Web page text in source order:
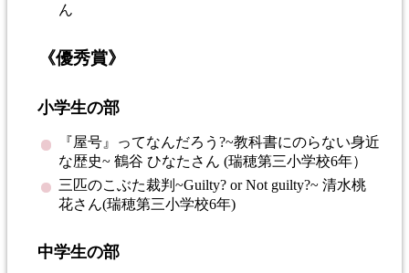
ん
《優秀賞》
小学生の部
『屋号』ってなんだろう?~教科書にのらない身近
な歴史~ 鶴谷 ひなたさん (瑞穂第三小学校6年）
三匹のこぶた裁判~Guilty? or Not guilty?~ 清水桃
花さん(瑞穂第三小学校6年)
中学生の部